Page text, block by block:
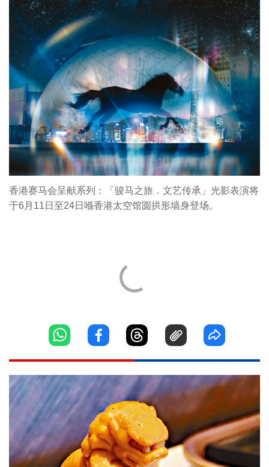
香港赛马会呈献系列：「骏马之旅．文艺传承」光影表演将
于6月11日至24日喺香港太空馆圆拱形墙身登场。